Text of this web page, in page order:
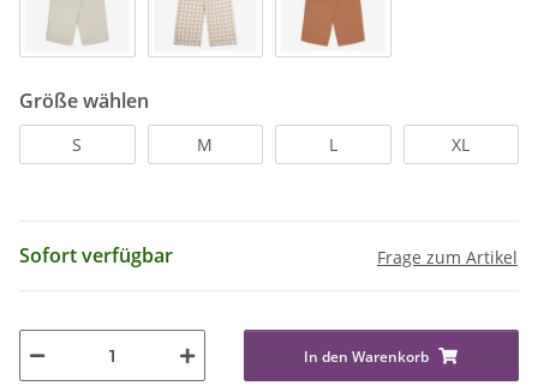
Größe wählen
S M L XL
Sofort verfügbar Frage zum Artikel
In den Warenkorb